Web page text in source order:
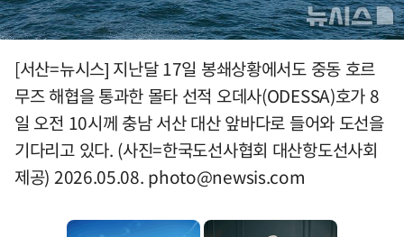
[서산=뉴시스] 지난달 17일 봉쇄상황에서도 중동 호르
무즈 해협을 통과한 몰타 선적 오데사(ODESSA)호가 8
일 오전 10시께 충남 서산 대산 앞바다로 들어와 도선을
기다리고 있다. (사진=한국도선사협회 대산항도선사회
제공) 2026.05.08. photo@newsis.com